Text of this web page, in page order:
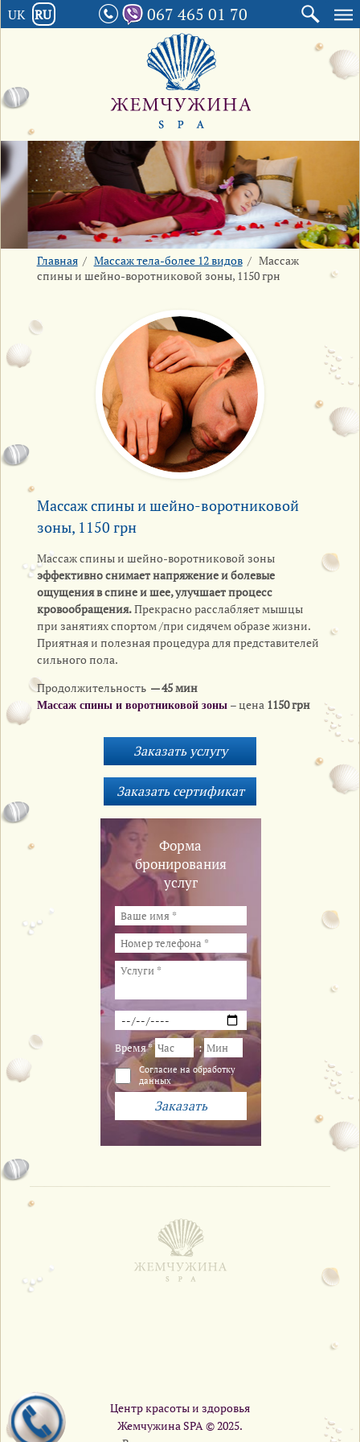
UK RU 067 465 01 70
Форма
бронирования
услуг
Время * :
Cогласие на обработку
данных
Главная/ Массаж тела-более 12 видов/ Массаж
спины и шейно-воротниковой зоны, 1150 грн
Массаж спины и шейно-воротниковой
зоны, 1150 грн
Массаж спины и шейно-воротниковой зоны
эффективно снимает напряжение и болевые
ощущения в спине и шее, улучшает процесс
кровообращения.Прекрасно расслабляет мышцы
при занятиях спортом /при сидячем образе жизни.
Приятная и полезная процедура для представителей
сильного пола.
Продолжительность — 45 мин
Массаж спины и воротниковой зоны – цена 1150 грн
Центр красоты и здоровья
Жемчужина SPA © 2025.